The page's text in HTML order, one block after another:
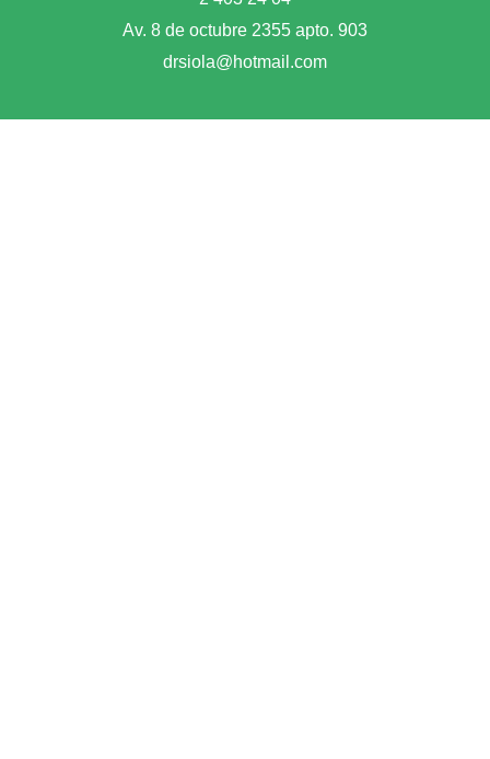
Av. 8 de octubre 2355 apto. 903
drsiola@hotmail.com